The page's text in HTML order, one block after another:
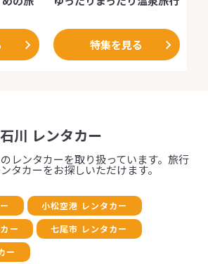
特集を見る
石川 レンタカー
レンタカーを取り扱っています。旅行
タカーをお探しいただけます。
小松空港 レンタカー
ー
七尾市 レンタカー
ー